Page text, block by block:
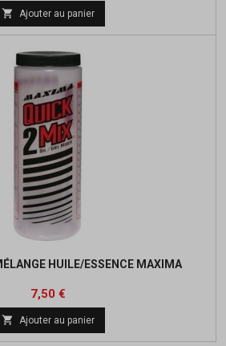
 Ajouter au panier
HUILE/ESSENCE MAXIMA
Prix
7,50 €Prix
base
 Ajouter au panier